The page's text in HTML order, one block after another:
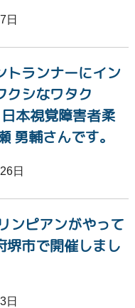
イル
アラー LGBTQ
学習障害
介護
び 吃音
日の夜に
日
トランナーにイン
クシなワタク
本視覚障害者柔
勇輔さんです。
日
ンピアンがやって
堺市で開催しまし
日